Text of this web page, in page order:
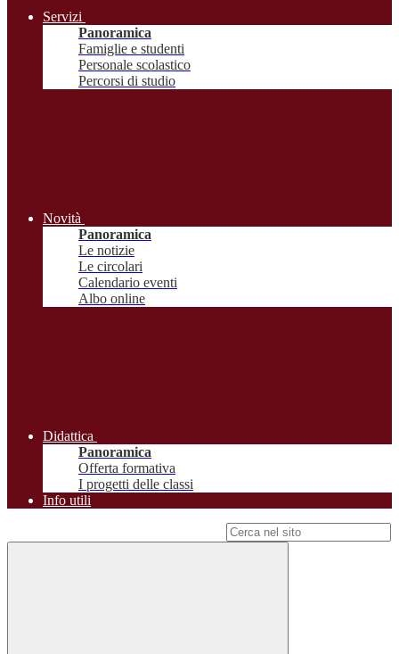
Servizi
Panoramica
Famiglie e studenti
Personale scolastico
Percorsi di studio
Novità
Panoramica
Le notizie
Le circolari
Calendario eventi
Albo online
Didattica
Panoramica
Offerta formativa
I progetti delle classi
Info utili